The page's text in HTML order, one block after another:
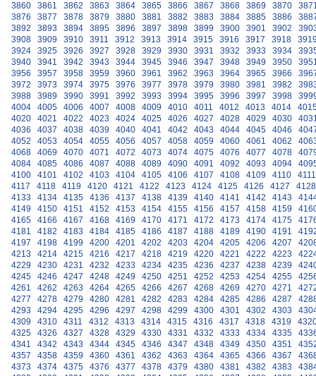
3860
3861 3862 3863 3864 3865 3866 3867 3868 3869 3870
3876
3877 3878 3879 3880 3881 3882 3883 3884 3885 3886
3892
3893 3894 3895 3896 3897 3898 3899 3900 3901 3902
3908
3909 3910 3911 3912 3913 3914 3915 3916 3917 3918
3924
3925 3926 3927 3928 3929 3930 3931 3932 3933 3934
3940
3941 3942 3943 3944 3945 3946 3947 3948 3949 3950
3956
3957 3958 3959 3960 3961 3962 3963 3964 3965 3966
3972
3973 3974 3975 3976 3977 3978 3979 3980 3981 3982
3988
3989 3990 3991 3992 3993 3994 3995 3996 3997 3998
4004
4005 4006 4007 4008 4009 4010 4011 4012 4013 4014
4020
4021 4022 4023 4024 4025 4026 4027 4028 4029 4030
4036
4037 4038 4039 4040 4041 4042 4043 4044 4045 4046
4052
4053 4054 4055 4056 4057 4058 4059 4060 4061 4062
4068
4069 4070 4071 4072 4073 4074 4075 4076 4077 4078
4084
4085 4086 4087 4088 4089 4090 4091 4092 4093 4094
4100
4101 4102 4103 4104 4105 4106 4107 4108 4109 4110
4111
4117
4118 4119 4120 4121 4122 4123 4124 4125 4126 4127
4128
4133
4134 4135 4136 4137 4138 4139 4140 4141 4142 4143
4149
4150 4151 4152 4153 4154 4155 4156 4157 4158 4159
4165
4166 4167 4168 4169 4170 4171 4172 4173 4174 4175
4181
4182 4183 4184 4185 4186 4187 4188 4189 4190 4191
4197
4198 4199 4200 4201 4202 4203 4204 4205 4206 4207
4213
4214 4215 4216 4217 4218 4219 4220 4221 4222 4223
4229
4230 4231 4232 4233 4234 4235 4236 4237 4238 4239
4245
4246 4247 4248 4249 4250 4251 4252 4253 4254 4255
4261
4262 4263 4264 4265 4266 4267 4268 4269 4270 4271
4277
4278 4279 4280 4281 4282 4283 4284 4285 4286 4287
4293
4294 4295 4296 4297 4298 4299 4300 4301 4302 4303
4309
4310 4311 4312 4313 4314 4315 4316 4317 4318 4319
4325
4326 4327 4328 4329 4330 4331 4332 4333 4334 4335
4341
4342 4343 4344 4345 4346 4347 4348 4349 4350 4351
4357
4358 4359 4360 4361 4362 4363 4364 4365 4366 4367
4373
4374 4375 4376 4377 4378 4379 4380 4381 4382 4383